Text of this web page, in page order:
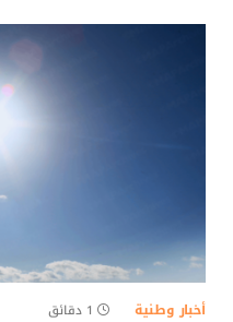
أخبار وطنية 1 دقائق